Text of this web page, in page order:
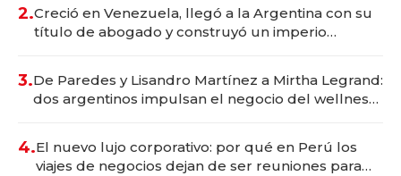
2.Creció en Venezuela, llegó a la Argentina con su
título de abogado y construyó un imperio
3.De Paredes y Lisandro Martínez a Mirtha Legrand:
dos argentinos impulsan el negocio del wellness
4.El nuevo lujo corporativo: por qué en Perú los
viajes de negocios dejan de ser reuniones para